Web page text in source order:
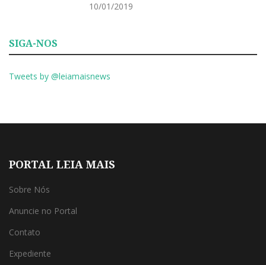
10/01/2019
SIGA-NOS
Tweets by @leiamaisnews
PORTAL LEIA MAIS
Sobre Nós
Anuncie no Portal
Contato
Expediente